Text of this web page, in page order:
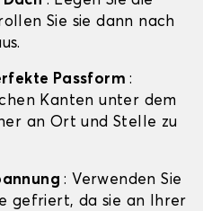
Sie sie dann nach
Passform:
Kanten unter dem
an Ort und Stelle zu
: Verwenden Sie
gefriert, da sie an Ihrer